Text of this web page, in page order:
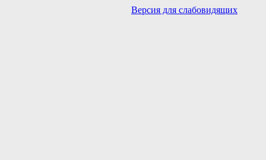
Версия для слабовидящих